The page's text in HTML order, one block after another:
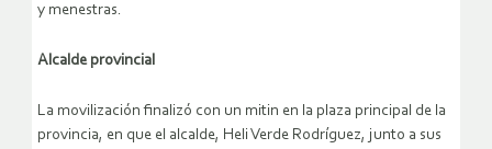
y menestras.
Alcalde provincial
La movilización finalizó con un mitin en la plaza principal de la
provincia, en que el alcalde, Heli Verde Rodríguez, junto a sus